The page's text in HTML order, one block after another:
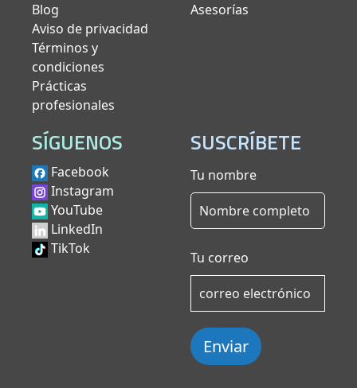
Blog
Aviso de privacidad
Términos y
condiciones
Prácticas
profesionales
Asesorías
SÍGUENOS
Facebook
Instagram
YouTube
LinkedIn
TikTok
SUSCRÍBETE
Tu nombre
Tu correo
Enviar